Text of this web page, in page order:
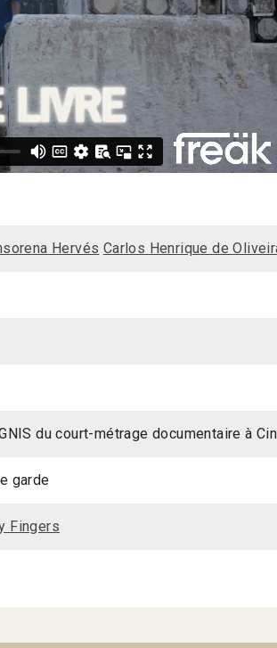
Hervés Carlos Henrique de
du court-métrage documentaire à
garde
Fingers